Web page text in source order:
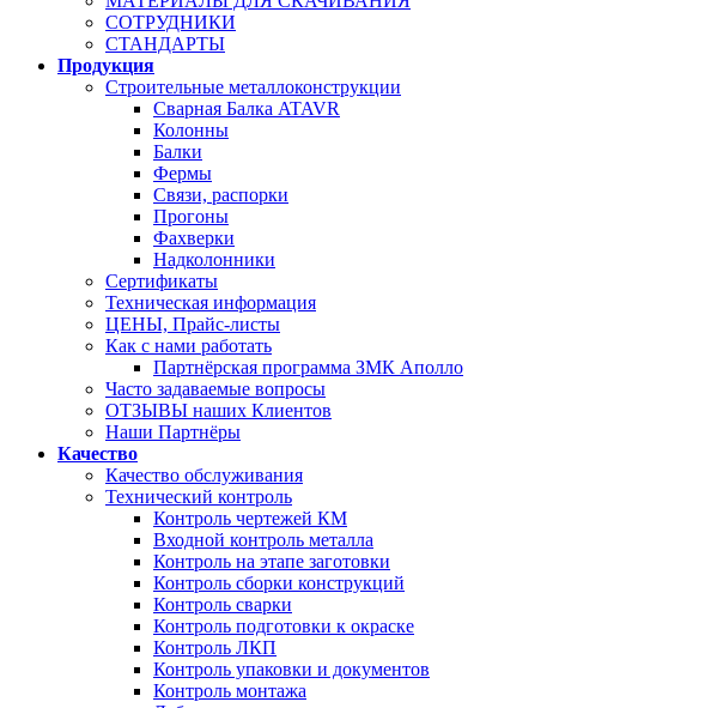
СОТРУДНИКИ
СТАНДАРТЫ
Продукция
Строительные металлоконструкции
Сварная Балка ATAVR
Колонны
Балки
Фермы
Связи, распорки
Прогоны
Фахверки
Надколонники
Сертификаты
Техническая информация
ЦЕНЫ, Прайс-листы
Как с нами работать
Партнёрская программа ЗМК Аполло
Часто задаваемые вопросы
ОТЗЫВЫ наших Клиентов
Наши Партнёры
Качество
Качество обслуживания
Технический контроль
Контроль чертежей КМ
Входной контроль металла
Контроль на этапе заготовки
Контроль сборки конструкций
Контроль сварки
Контроль подготовки к окраске
Контроль ЛКП
Контроль упаковки и документов
Контроль монтажа